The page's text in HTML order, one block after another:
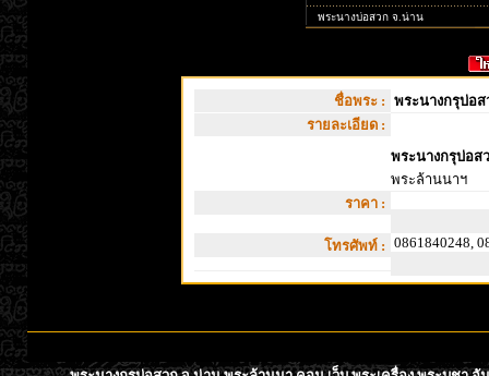
พระนางบ่อสวก จ.น่าน
ชื่อพระ : พระนางกรุบ่อ
รายละเอียด :
พระนางกรุบ่อส
พระล้านนาฯ
ราคา :
โทรศัพท์ : 0861840248,